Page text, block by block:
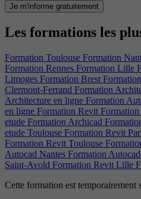
Je m'informe gratuitement
Les formations les
Formation Toulouse Formation
Formation Rennes Formation Lille
Limoges Formation Brest
Clermont-Ferrand Formation
Architecture en ligne Formation
en ligne Formation Revit
etude Formation Archicad
etude Toulouse Formation Revit
Formation Revit Toulouse
Autocad Nantes Formation
Saint-Avold Formation Revit Lille
Cette formation est temporairement